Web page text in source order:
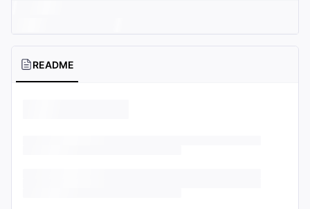
README